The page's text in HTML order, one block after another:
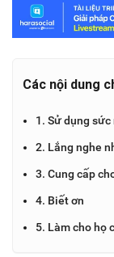
Các nội dung
1. Sử dụng
2. Lắng nghe
3. Cung cấp
4. Biết ơn
5. Làm cho họ